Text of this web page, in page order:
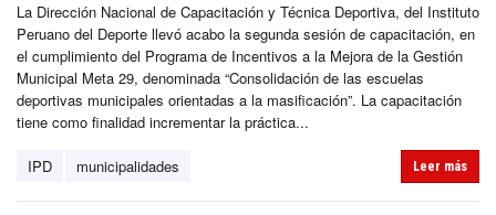
La Dirección Nacional de Capacitación y Técnica Deportiva, del Instituto
Peruano del Deporte llevó acabo la segunda sesión de capacitación, en
el cumplimiento del Programa de Incentivos a la Mejora de la Gestión
Municipal Meta 29, denominada “Consolidación de las escuelas
deportivas municipales orientadas a la masificación”. La capacitación
tiene como finalidad incrementar la práctica...
IPD municipalidades Leer más